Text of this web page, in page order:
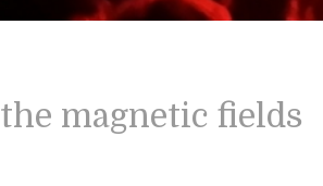
the magnetic fields